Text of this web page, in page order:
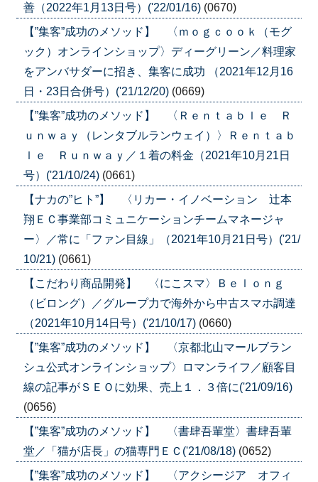
善（2022年1月13日号）('22/01/16) (0670)
【”集客”成功のメソッド】 〈ｍｏｇｃｏｏｋ（モグ
ック）オンラインショップ〉ディーグリーン／料理家
をアンバサダーに招き、集客に成功 （2021年12月16
日・23日合併号）('21/12/20) (0669)
【”集客”成功のメソッド】 〈Ｒｅｎｔａｂｌｅ Ｒ
ｕｎｗａｙ（レンタブルランウェイ）〉Ｒｅｎｔａｂ
ｌｅ Ｒｕｎｗａｙ／１着の料金（2021年10月21日
号）('21/10/24) (0661)
【ナカの”ヒト”】 〈リカー・イノベーション 辻本
翔ＥＣ事業部コミュニケーションチームマネージャ
ー〉／常に「ファン目線」（2021年10月21日号）('21/
10/21) (0661)
【こだわり商品開発】 〈にこスマ〉Ｂｅｌｏｎｇ
（ビロング）／グループ力で海外から中古スマホ調達
（2021年10月14日号）('21/10/17) (0660)
【”集客”成功のメソッド】 〈京都北山マールブラン
シュ公式オンラインショップ〉ロマンライフ／顧客目
線の記事がＳＥＯに効果、売上１．３倍に('21/09/16)
(0656)
【”集客”成功のメソッド】 〈書肆吾輩堂〉書肆吾輩
堂／「猫が店長」の猫専門ＥＣ('21/08/18) (0652)
【”集客”成功のメソッド】 〈アクシージア オフィ